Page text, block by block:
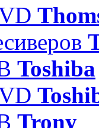
Toshiba
Trony